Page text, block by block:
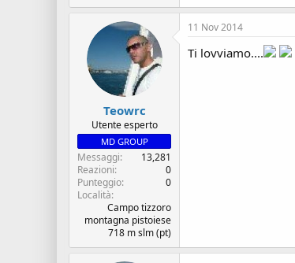
Teowrc
Utente esperto
MD GROUP
Messaggi
13,281
Reazioni
0
Punteggio
0
Località
Campo tizzoro
montagna pistoiese
718 m slm (pt)
11 Nov 2014
Ti lovviamo....